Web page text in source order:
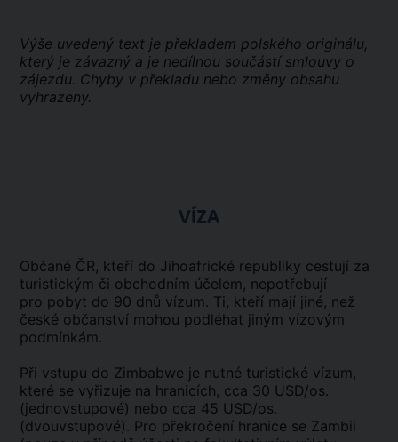
Výše uvedený text je překladem polského originálu,
který je závazný a je nedílnou součástí smlouvy o
zájezdu. Chyby v překladu nebo změny obsahu
vyhrazeny.
VÍZA
Občané ČR, kteří do Jihoafrické republiky cestují za
turistickým či obchodním účelem, nepotřebují
pro pobyt do 90 dnů vízum. Ti, kteří mají jiné, než
české občanství mohou podléhat jiným vízovým
podmínkám.
Při vstupu do Zimbabwe je nutné turistické vízum,
které se vyřizuje na hranicích, cca 30 USD/os.
(jednovstupové) nebo cca 45 USD/os.
(dvouvstupové). Pro překročení hranice se Zambii